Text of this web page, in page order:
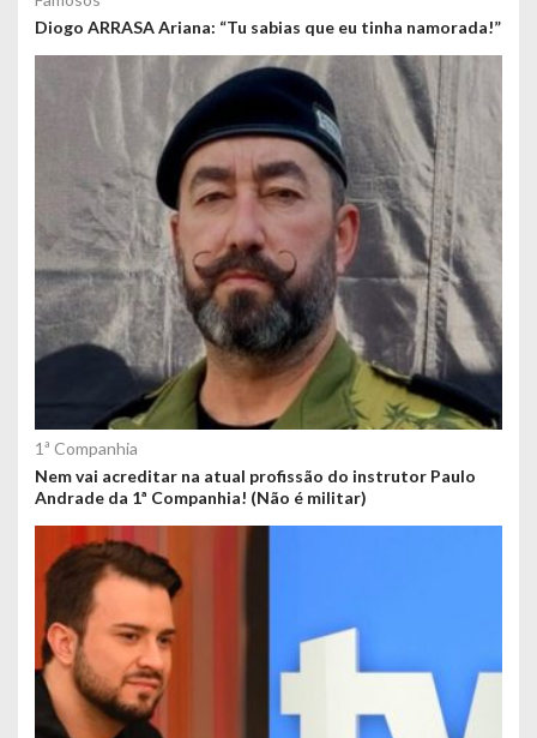
Diogo ARRASA Ariana: “Tu sabias que eu tinha namorada!”
1ª Companhia
Nem vai acreditar na atual profissão do instrutor Paulo
Andrade da 1ª Companhia! (Não é militar)